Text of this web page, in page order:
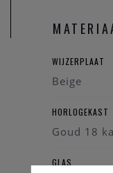
WIJZERPLAAT
Beige
HORLOGEKAST
Goud 18
GLAS